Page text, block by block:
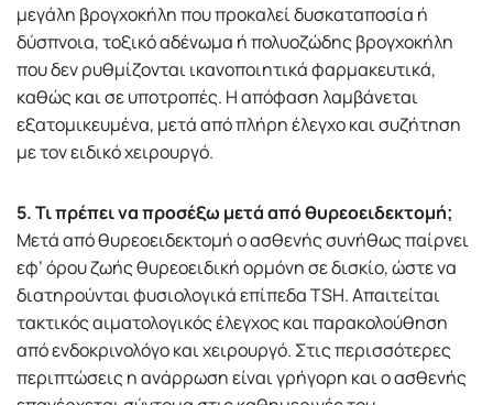
μεγάλη βρογχοκήλη που προκαλεί δυσκαταποσία ή
δύσπνοια, τοξικό αδένωμα ή πολυοζώδης βρογχοκήλη
που δεν ρυθμίζονται ικανοποιητικά φαρμακευτικά,
καθώς και σε υποτροπές. Η απόφαση λαμβάνεται
εξατομικευμένα, μετά από πλήρη έλεγχο και συζήτηση
με τον ειδικό χειρουργό.
5. Τι πρέπει να προσέξω μετά από θυρεοειδεκτομή;
Μετά από θυρεοειδεκτομή ο ασθενής συνήθως παίρνει
εφ’ όρου ζωής θυρεοειδική ορμόνη σε δισκίο, ώστε να
διατηρούνται φυσιολογικά επίπεδα TSH. Απαιτείται
τακτικός αιματολογικός έλεγχος και παρακολούθηση
από ενδοκρινολόγο και χειρουργό. Στις περισσότερες
περιπτώσεις η ανάρρωση είναι γρήγορη και ο ασθενής